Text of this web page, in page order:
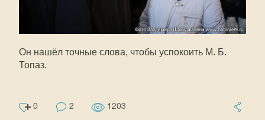
Он нашёл точные слова, чтобы успокоить М. Б.
Топаз.
0 2 1203